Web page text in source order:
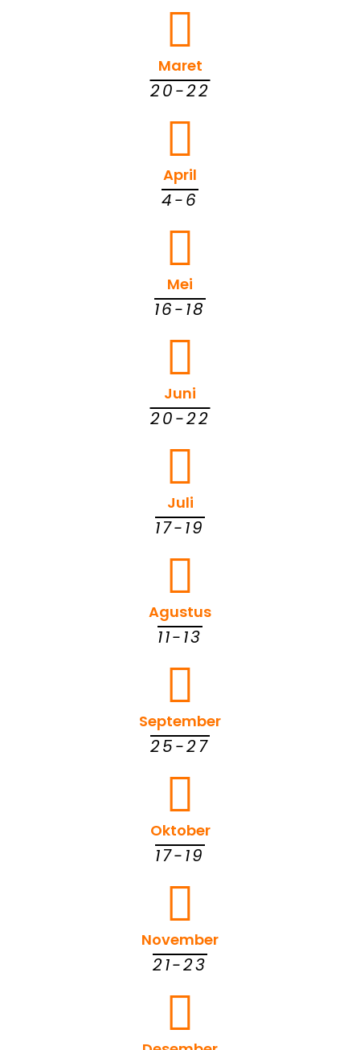
Maret
20-22
April
4-6
Mei
16-18
Juni
20-22
Juli
17-19
Agustus
11-13
September
25-27
Oktober
17-19
November
21-23